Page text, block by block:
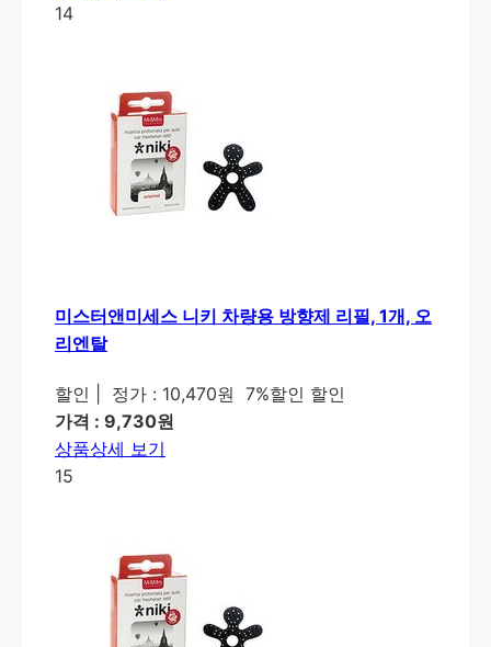
14
미스터앤미세스 니키 차량용 방향제 리필, 1개, 오
리엔탈
할인 정가 : 10,470원 7%할인 할인
가격 : 9,730원
상품상세 보기
15